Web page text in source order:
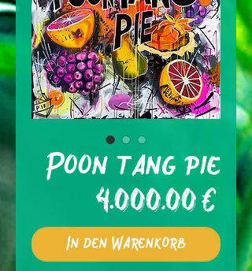
Poon tang pie
4.000,00 €
In den Warenkorb